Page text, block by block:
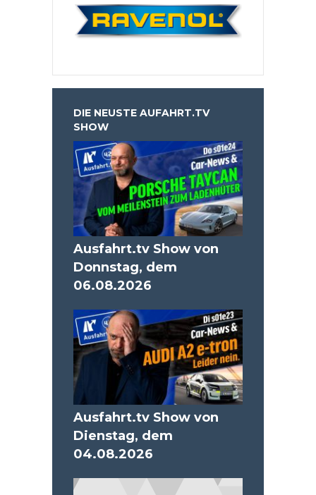
DIE NEUSTE AUFAHRT.TV
SHOW
Ausfahrt.tv Show von
Donnstag, dem
06.08.2026
Ausfahrt.tv Show von
Dienstag, dem
04.08.2026